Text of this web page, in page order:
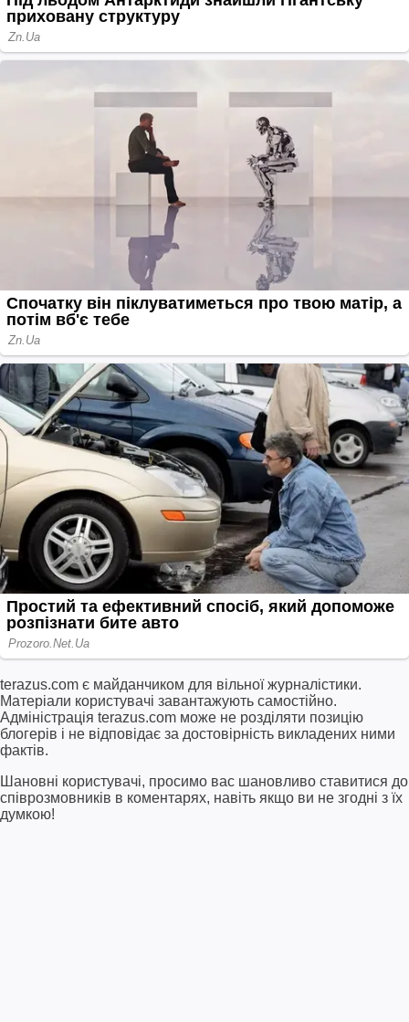
terazus.com є майданчиком для вільної журналістики.
Матеріали користувачі завантажують самостійно.
Адміністрація terazus.com може не розділяти позицію
блогерів і не відповідає за достовірність викладених ними
фактів.
Шановні користувачі, просимо вас шановливо ставитися до
співрозмовників в коментарях, навіть якщо ви не згодні з їх
думкою!